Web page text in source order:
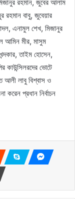
রহমান, জুবের আলাম
বাবু, জুবেয়ার
এনামুল শেখ, মিজানুর
আমিন মীর, মাসুম
তাইম হোসেন,
কাউন্সিলরদের ভোটে
আলী লাবু বিশ্বাস ও
করেন প্রধান নির্বাচন